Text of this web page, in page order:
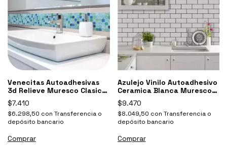
Venecitas Autoadhesivas
3d Relieve Muresco Clasica
13201
$7.410
$6.298,50 con Transferencia o
depósito bancario
Azulejo Vinilo Autoadhesivo
Ceramica Blanca Muresco
16531
$9.470
$8.049,50 con Transferencia o
depósito bancario